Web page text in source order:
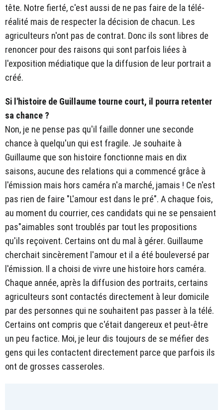
tête. Notre fierté, c'est aussi de ne pas faire de la télé-
réalité mais de respecter la décision de chacun. Les
agriculteurs n'ont pas de contrat. Donc ils sont libres de
renoncer pour des raisons qui sont parfois liées à
l'exposition médiatique que la diffusion de leur portrait a
créé.
Si l'histoire de Guillaume tourne court, il pourra retenter
sa chance ?
Non, je ne pense pas qu'il faille donner une seconde
chance à quelqu'un qui est fragile. Je souhaite à
Guillaume que son histoire fonctionne mais en dix
saisons, aucune des relations qui a commencé grâce à
l'émission mais hors caméra n'a marché, jamais ! Ce n'est
pas rien de faire "L'amour est dans le pré". A chaque fois,
au moment du courrier, ces candidats qui ne se pensaient
pas"aimables sont troublés par tout les propositions
qu'ils reçoivent. Certains ont du mal à gérer. Guillaume
cherchait sincèrement l'amour et il a été bouleversé par
l'émission. Il a choisi de vivre une histoire hors caméra.
Chaque année, après la diffusion des portraits, certains
agriculteurs sont contactés directement à leur domicile
par des personnes qui ne souhaitent pas passer à la télé.
Certains ont compris que c'était dangereux et peut-être
un peu factice. Moi, je leur dis toujours de se méfier des
gens qui les contactent directement parce que parfois ils
ont de grosses casseroles.